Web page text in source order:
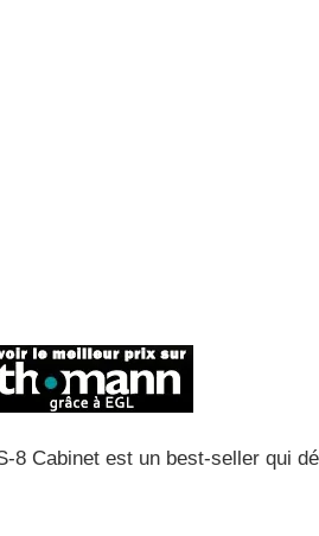
Cabinet est un best-seller qui